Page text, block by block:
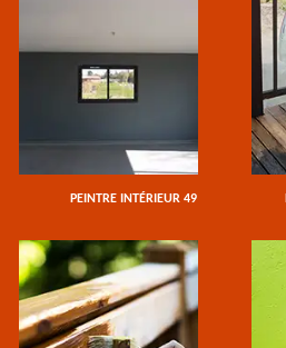
PEINTRE INTÉRIEUR 49